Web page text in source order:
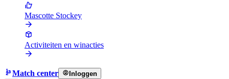
Mascotte Stockey
Activiteiten en winacties
Match center Inloggen